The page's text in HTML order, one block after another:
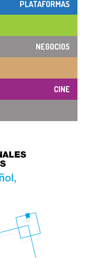
PLATAFORMAS
NEGOCIOS
CINE